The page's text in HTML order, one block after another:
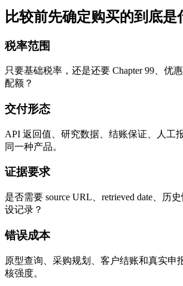
比较前先确定购买的到底是
税率范围
只要基础税率，还是还要 Chapter 99、优
配额？
交付形态
API 返回值、研究数据、结账保证、人工
同一种产品。
证据要求
是否需要 source URL、retrieved date、历
设记录？
错误成本
原型查询、采购规划、客户结账和真实申
核强度。